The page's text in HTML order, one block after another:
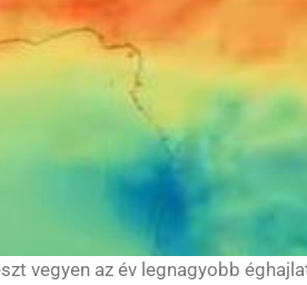
vegyen az év legnagyobb